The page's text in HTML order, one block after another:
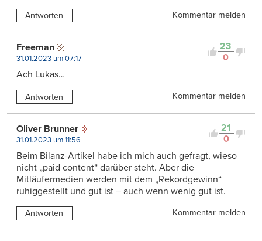
Antworten Kommentar melden
23
0
Freeman
31.01.2023 um 07:17
Ach Lukas…
Antworten Kommentar melden
21
0
Oliver Brunner
31.01.2023 um 11:56
Beim Bilanz-Artikel habe ich mich auch gefragt, wieso
nicht „paid content“ darüber steht. Aber die
Mitläufermedien werden mit dem „Rekordgewinn“
ruhiggestellt und gut ist – auch wenn wenig gut ist.
Antworten Kommentar melden